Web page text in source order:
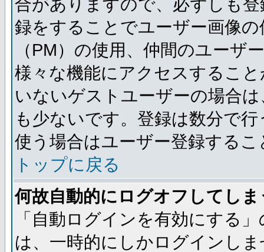
合がありますので、必ずしも
録をすることでユーザー画像
（PM）の使用、仲間のユーザ
様々な機能にアクセスするこ
いないゲストユーザーの場合
も少ないです。登録は数分で
使う場合はユーザー登録する
トップに戻る
何故自動的にログオフしてし
「自動ログインを有効にする
は、一時的にしかログインし